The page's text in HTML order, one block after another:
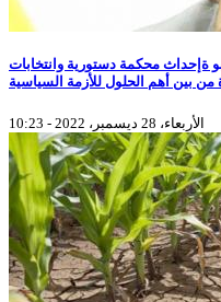
ةإحداث محكمة دستورية وانتخابات
الأربعاء، 28 ديسمبر، 2022 - 10:23